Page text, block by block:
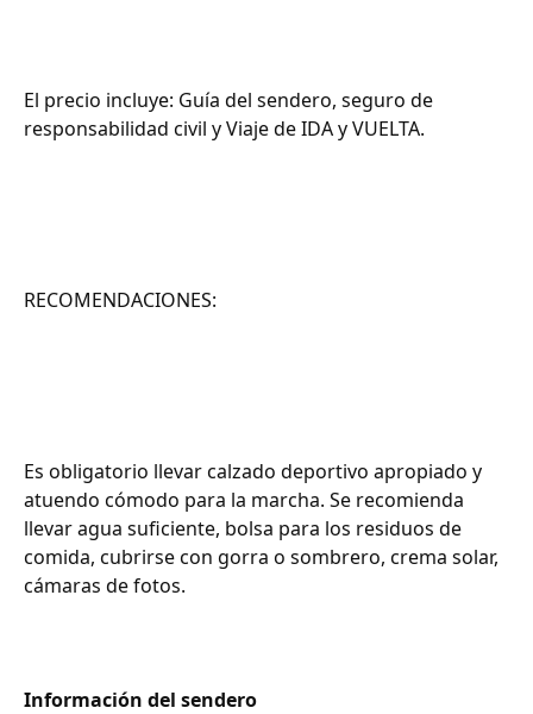
El precio incluye: Guía del sendero, seguro de
responsabilidad civil y Viaje de IDA y VUELTA.
RECOMENDACIONES:
Es obligatorio llevar calzado deportivo apropiado y
atuendo cómodo para la marcha. Se recomienda
llevar agua suficiente, bolsa para los residuos de
comida, cubrirse con gorra o sombrero, crema solar,
cámaras de fotos.
Información del sendero